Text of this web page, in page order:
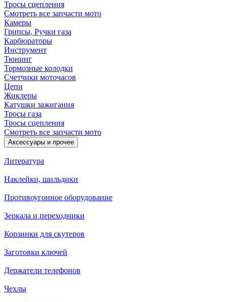
Тросы сцепления
Смотреть все запчасти мото
Камеры
Грипсы, Ручки газа
Карбюраторы
Инструмент
Тюнинг
Тормозные колодки
Счетчики моточасов
Цепи
Жиклеры
Катушки зажигания
Тросы газа
Тросы сцепления
Смотреть все запчасти мото
Аксессуары и прочее
Литература
Наклейки, шильдики
Противоугонное оборудование
Зеркала и переходники
Корзинки для скутеров
Заготовки ключей
Держатели телефонов
Чехлы